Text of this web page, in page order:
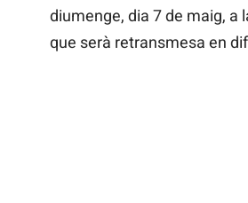
diumenge, dia 7 de maig, a
que serà retransmesa en